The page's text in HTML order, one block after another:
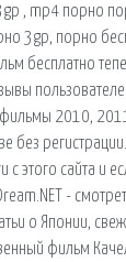
, mp4 порно
3gp, порно
бесплатно
фильмы 2010,
без
с этого сайта и
-
о Японии,
фильм